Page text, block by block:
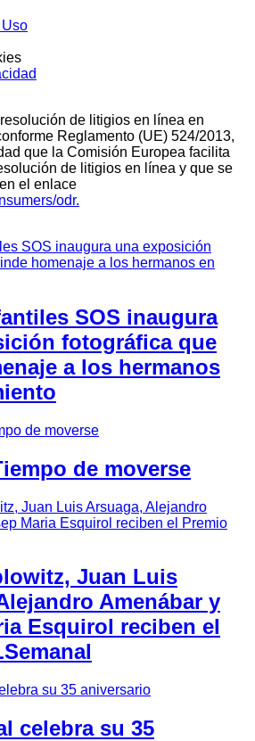
de litigios en línea en
Reglamento (UE) 524/2013,
que la Comisión Europea facilita
de litigios en línea y que se
el enlace
odr.
SOS inaugura
fotográfica que
a los hermanos
de moverse
Juan Luis
Amenábar y
Esquirol reciben el
celebra su 35